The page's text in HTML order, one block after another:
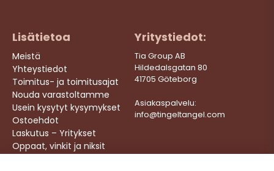
Lisätietoa
Meistä
Yhteystiedot
Toimitus- ja toimitusajat
Nouda varastoltamme
Usein kysytyt kysymykset
Ostoehdot
Laskutus – Yritykset
Oppaat, vinkit ja niksit
Yritystiedot:
Tia Group AB
Hildedalsgatan 80
41705 Göteborg
Asiakaspalvelu:
info@tingeltangel.com